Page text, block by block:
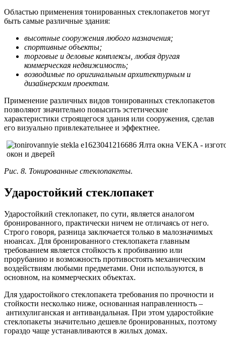
Областью применения тонированных стеклопакетов могут
быть самые различные здания:
высотные сооружения любого назначения;
спортивные объекты;
торговые и деловые комплексы, любая другая
коммерческая недвижимость;
возводимые по оригинальным архитектурным и
дизайнерским проектам.
Применение различных видов тонированных стеклопакетов
позволяют значительно повысить эстетические
характеристики строящегося здания или сооружения, сделав
его визуально привлекательнее и эффектнее.
Рис. 8. Тонированные стеклопакеты.
Ударостойкий стеклопакет
Ударостойкий стеклопакет, по сути, является аналогом
бронированного, практически ничем не отличаясь от него.
Строго говоря, разница заключается только в малозначимых
нюансах. Для бронированного стеклопакета главным
требованием является стойкость к пробиванию или
прорубанию и возможность противостоять механическим
воздействиям любыми предметами. Они используются, в
основном, на коммерческих объектах.
Для ударостойкого стеклопакета требования по прочности и
стойкости несколько ниже, основанная направленность –
антихулиганская и антивандальная. При этом ударостойкие
стеклопакеты значительно дешевле бронированных, поэтому
гораздо чаще устанавливаются в жилых домах.